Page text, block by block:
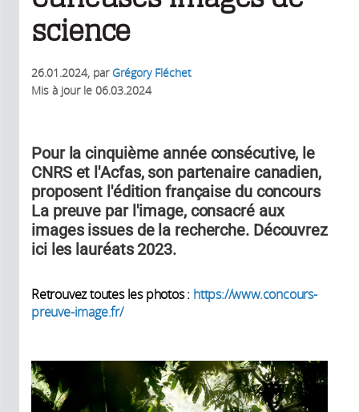
science
26.01.2024, par Grégory Fléchet
Mis à jour le 06.03.2024
Pour la cinquième année consécutive, le
CNRS et l'Acfas, son partenaire canadien,
proposent l'édition française du concours
La preuve par l'image, consacré aux
images issues de la recherche. Découvrez
ici les lauréats 2023.
Retrouvez toutes les photos : https://www.concours-
preuve-image.fr/